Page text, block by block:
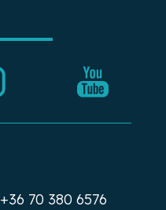
+36 70 380 6576